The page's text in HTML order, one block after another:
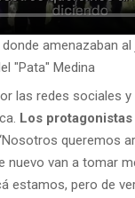
donde amenazaban
"Pata" Medina
las redes sociales y
Los
queremos
nuevo van a tomar
estamos, pero de